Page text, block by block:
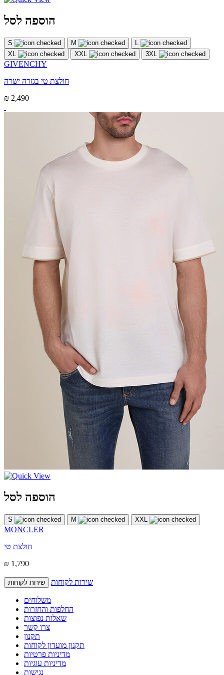
הוספה לסל
S M
XL
XXL 3XL
GIVENCHY
חולצת טי בגזרה ישרה
₪ 2,490
הוספה לסל
S M XXL
MONCLER
חולצת טי
₪ 1,790
שירות לקוחות שירות לקוחות
משלוחים
החלפות והחזרות
שאלות נפוצות
צרו קשר
תקנון
תקנון מועדון לקוחות
מדיניות פרטיות
מדיניות עוגיות
נגישות